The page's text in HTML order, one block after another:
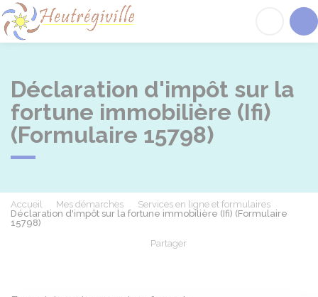
Déclaration d'impôt sur la
fortune immobilière (Ifi)
(Formulaire 15798)
Accueil Mes démarches
Services en ligne et formulaires
Déclaration d'impôt sur la fortune immobilière (Ifi) (Formulaire
15798)
Partager